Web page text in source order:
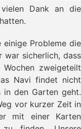
Dank an die
einige Probleme die
war sicherlich, dass
zweigeteilt
Navi findet nicht
den Garten geht.
vor kurzer Zeit in
mit einer Karten